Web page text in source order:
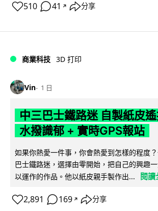
510 41 ↗ 分享
商業科技 3D 打印
Vin 1 日
中三巴士鐵路迷 自製紙皮
水撥識郁 + 實時GPS報站
如果你熱愛一件事，你會熱愛到怎樣的程度
巴士鐵路迷，選擇由零開始，把自己的興趣
以運作的作品。他以紙皮親手製作出...
閱
2,891 169 ↗ 分享